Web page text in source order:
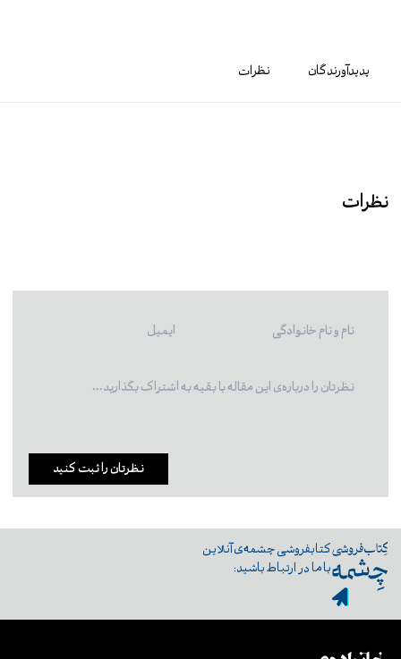
پدیدآورندگان نظرات
نظرات
نظرتان را ثبت کنید
کتابفروشی چشمه‌ی آنلاین
با ما در ارتباط باشید: